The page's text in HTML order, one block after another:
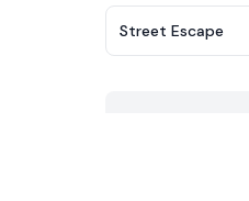
Street Escape